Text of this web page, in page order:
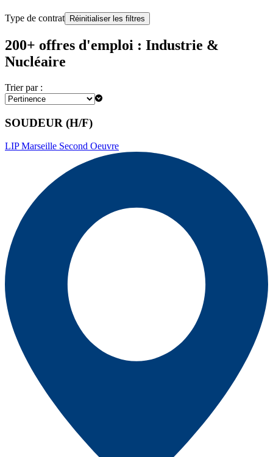
Type de contrat Réinitialiser les filtres
200+ offres d'emploi : Industrie &
Nucléaire
Trier par :
SOUDEUR (H/F)
LIP Marseille Second Oeuvre